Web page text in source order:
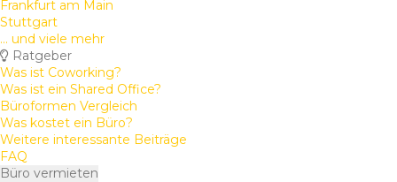
Frankfurt am Main
Stuttgart
... und viele mehr
Ratgeber
Was ist Coworking?
Was ist ein Shared Office?
Büroformen Vergleich
Was kostet ein Büro?
Weitere interessante Beiträge
FAQ
Büro vermieten